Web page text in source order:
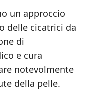
un approccio
delle cicatrici da
di
e cura
notevolmente
della pelle.